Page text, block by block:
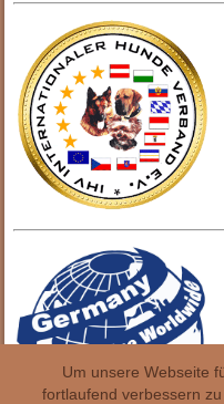
Um unsere Webseite
fortlaufend verbessern